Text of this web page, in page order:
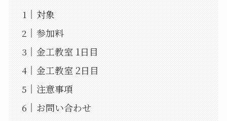
対象
参加料
金工教室 1日目
金工教室 2日目
注意事項
お問い合わせ